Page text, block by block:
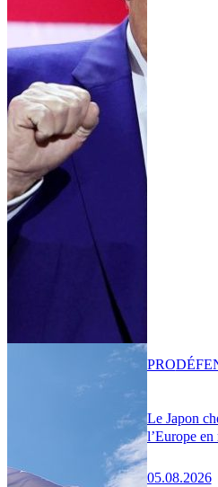
Le Japon
l’Europe en
05.08.2026
PRO